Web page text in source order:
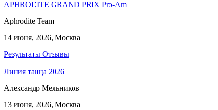
APHRODITE GRAND PRIX Pro-Am
Aphrodite Team
14 июня, 2026, Москва
Результаты Отзывы
Линия танца 2026
Александр Мельников
13 июня, 2026, Москва